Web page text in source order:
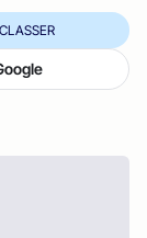
CLASSER